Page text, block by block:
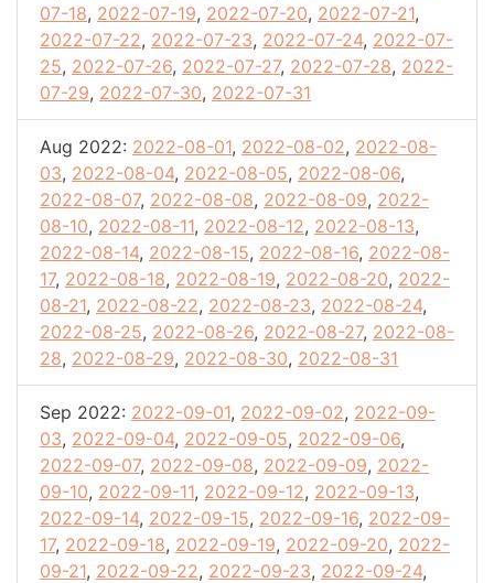
07-18, 2022-07-19, 2022-07-20, 2022-07-21,
2022-07-22, 2022-07-23, 2022-07-24, 2022-07-
25, 2022-07-26, 2022-07-27, 2022-07-28, 2022-
07-29, 2022-07-30, 2022-07-31
Aug 2022: 2022-08-01, 2022-08-02, 2022-08-
03, 2022-08-04, 2022-08-05, 2022-08-06,
2022-08-07, 2022-08-08, 2022-08-09, 2022-
08-10, 2022-08-11, 2022-08-12, 2022-08-13,
2022-08-14, 2022-08-15, 2022-08-16, 2022-08-
17, 2022-08-18, 2022-08-19, 2022-08-20, 2022-
08-21, 2022-08-22, 2022-08-23, 2022-08-24,
2022-08-25, 2022-08-26, 2022-08-27, 2022-08-
28, 2022-08-29, 2022-08-30, 2022-08-31
Sep 2022: 2022-09-01, 2022-09-02, 2022-09-
03, 2022-09-04, 2022-09-05, 2022-09-06,
2022-09-07, 2022-09-08, 2022-09-09, 2022-
09-10, 2022-09-11, 2022-09-12, 2022-09-13,
2022-09-14, 2022-09-15, 2022-09-16, 2022-09-
17, 2022-09-18, 2022-09-19, 2022-09-20, 2022-
09-21, 2022-09-22, 2022-09-23, 2022-09-24,